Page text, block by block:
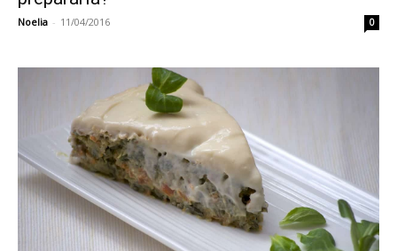
Noelia - 11/04/2016 0